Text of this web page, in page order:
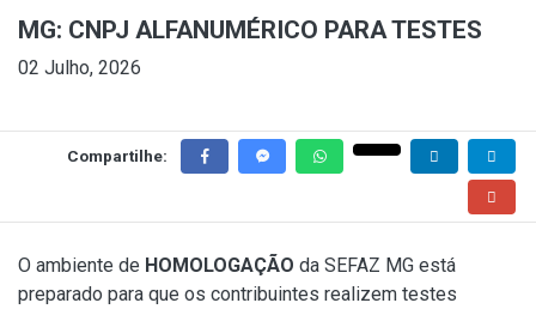
MG: CNPJ ALFANUMÉRICO PARA TESTES
02 Julho, 2026
Compartilhe:
O ambiente de HOMOLOGAÇÃO da SEFAZ MG está
preparado para que os contribuintes realizem testes